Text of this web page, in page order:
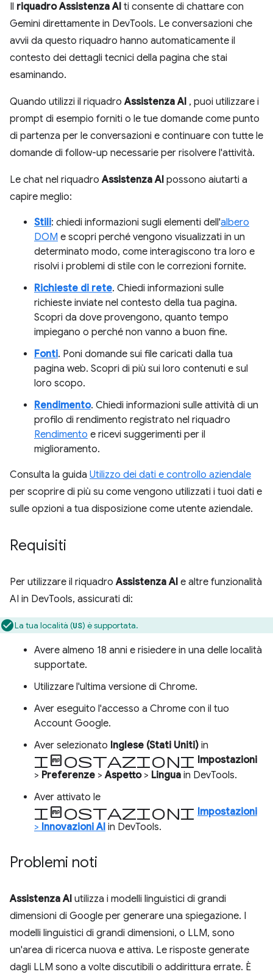
Il riquadro Assistenza AI ti consente di chattare con
Gemini direttamente in DevTools. Le conversazioni che
avvii da questo riquadro hanno automaticamente il
contesto dei dettagli tecnici della pagina che stai
esaminando.
Quando utilizzi il riquadroAssistenza AI , puoi utilizzare i
prompt di esempio forniti o le tue domande come punto
di partenza per le conversazioni e continuare con tutte le
domande di follow-up necessarie per risolvere l'attività.
Le chat nel riquadroAssistenza AI possono aiutarti a
capire meglio:
Stili: chiedi informazioni sugli elementi dell'albero
DOM e scopri perché vengono visualizzati in un
determinato modo, come interagiscono tra loro e
risolvi i problemi di stile con le correzioni fornite.
Richieste di rete. Chiedi informazioni sulle
richieste inviate nel contesto della tua pagina.
Scopri da dove provengono, quanto tempo
impiegano o perché non vanno a buon fine.
Fonti. Poni domande sui file caricati dalla tua
pagina web. Scopri di più sui loro contenuti e sul
loro scopo.
Rendimento. Chiedi informazioni sulle attività di un
profilo di rendimento registrato nel riquadro
Rendimento e ricevi suggerimenti per il
miglioramento.
Consulta la guida Utilizzo dei dati e controllo aziendale
per scoprire di più su come vengono utilizzati i tuoi dati e
sulle opzioni a tua disposizione come utente aziendale.
Requisiti
Per utilizzare il riquadroAssistenza AI e altre funzionalità
AI in DevTools, assicurati di:
La tua località (US) è supportata.
Avere almeno 18 anni e risiedere in una delle località
supportate.
Utilizzare l'ultima versione di Chrome.
Aver eseguito l'accesso a Chrome con il tuo
Account Google.
Aver selezionato Inglese (Stati Uniti) in
impostazioni Impostazioni
> Preferenze >Aspetto> Lingua in DevTools.
Aver attivato le
impostazioni Impostazioni
> Innovazioni AI in DevTools.
Problemi noti
Assistenza AI utilizza i modelli linguistici di grandi
dimensioni di Google per generare una spiegazione. I
modelli linguistici di grandi dimensioni, o LLM, sono
un'area di ricerca nuova e attiva. Le risposte generate
dagli LLM sono a volte discutibili o addirittura errate. È